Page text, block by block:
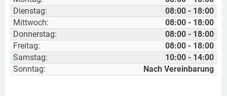
Dienstag:
08:00 - 18:00
Mittwoch:
08:00 - 18:00
Donnerstag:
08:00 - 18:00
Freitag:
08:00 - 18:00
Samstag:
10:00 - 14:00
Sonntag:
Nach Vereinbarung